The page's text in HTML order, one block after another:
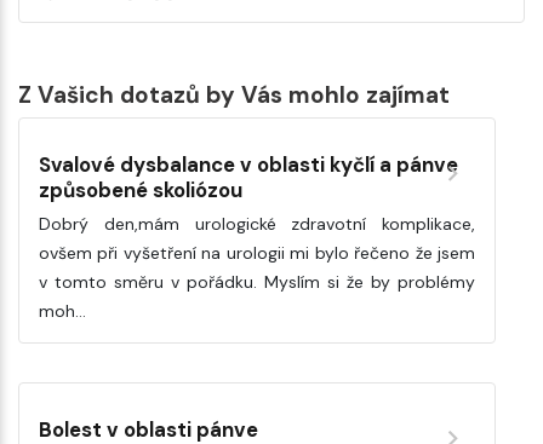
Z Vašich dotazů by Vás mohlo zajímat
Svalové dysbalance v oblasti kyčlí a pánve
způsobené skoliózou
Dobrý den,mám urologické zdravotní komplikace,
ovšem při vyšetření na urologii mi bylo řečeno že jsem
v tomto směru v pořádku. Myslím si že by problémy
moh…
Bolest v oblasti pánve